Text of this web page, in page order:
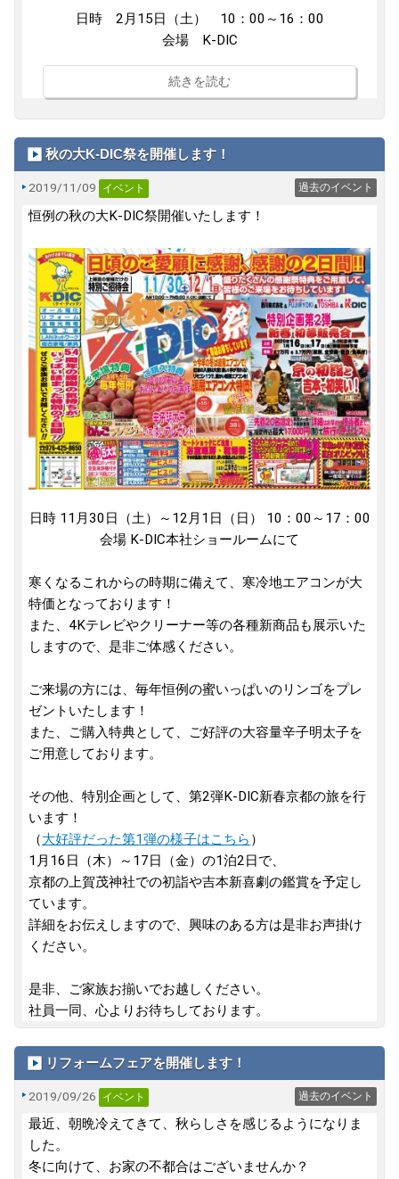
日時 2月15日（土） 10：00～16：00
会場 K-DIC
続きを読む
秋の大K-DIC祭を開催します！
過去のイベント
2019/11/09 イベント
恒例の秋の大K-DIC祭開催いたします！
日時 11月30日（土）～12月1日（日） 10：00～17：00
会場 K-DIC本社ショールームにて
寒くなるこれからの時期に備えて、寒冷地エアコンが大
特価となっております！
また、4Kテレビやクリーナー等の各種新商品も展示いた
しますので、是非ご体感ください。
ご来場の方には、毎年恒例の蜜いっぱいのリンゴをプレ
ゼントいたします！
また、ご購入特典として、ご好評の大容量辛子明太子を
ご用意しております。
その他、特別企画として、第2弾K-DIC新春京都の旅を行
います！
（大好評だった第1弾の様子はこちら ）
1月16日（木）～17日（金）の1泊2日で、
京都の上賀茂神社での初詣や吉本新喜劇の鑑賞を予定し
ています。
詳細をお伝えしますので、興味のある方は是非お声掛け
ください。
是非、ご家族お揃いでお越しください。
社員一同、心よりお待ちしております。
リフォームフェアを開催します！
過去のイベント
2019/09/26 イベント
最近、朝晩冷えてきて、秋らしさを感じるようになりま
した。
冬に向けて、お家の不都合はございませんか？